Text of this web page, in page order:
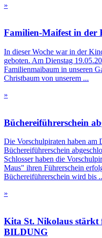
»
Familien-Maifest in der
In dieser Woche war in der
geboten. Am Dienstag
Familienmaibaum in unseren
Christbaum von unserem ...
»
Büchereiführerschein
Die Vorschulpiraten haben am
Büchereiführerschein
Schlosser haben die
Maus" ihren Führerschein
Büchereiführerschein wird bis
»
Kita St. Nikolaus stärkt
BILDUNG